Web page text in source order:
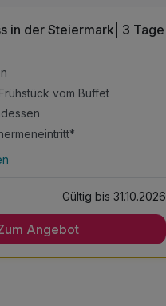
in der Steiermark| 3 Tage
vom Buffet
vom Buffet
Gültig bis 31.10.2026
Angebot